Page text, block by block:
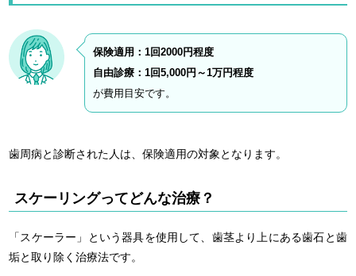
保険適用：1回2000円程度
自由診療：1回5,000円～1万円程度
が費用目安です。
歯周病と診断された人は、保険適用の対象となります。
スケーリングってどんな治療？
「スケーラー」という器具を使用して、歯茎より上にある歯石と歯
垢と取り除く治療法です。